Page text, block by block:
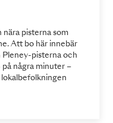
nära pisterna som
Att bo här innebär
Pleney-pisterna och
några minuter –